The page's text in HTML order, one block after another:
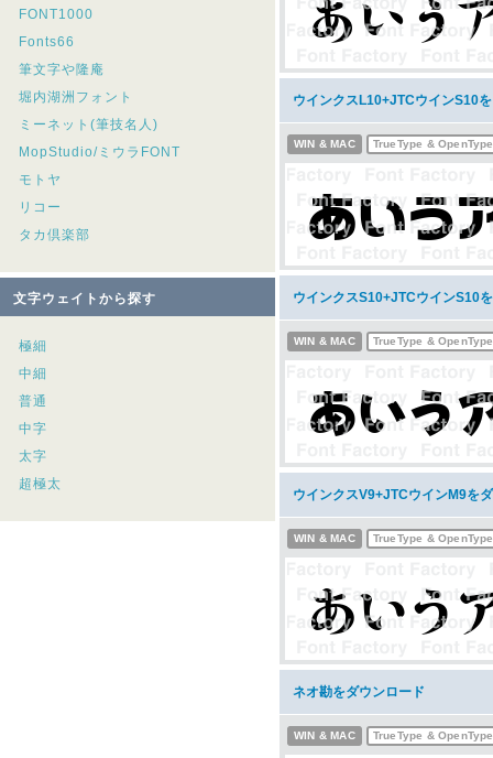
FONT1000
Fonts66
筆文字や隆庵
堀内湖洲フォント
ミーネット(筆技名人)
MopStudio/ミウラFONT
モトヤ
リコー
タカ倶楽部
文字ウェイトから探す
極細
中細
普通
中字
太字
超極太
ウインクスL10+JTCウインS10
WIN & MAC TrueType & OpenType
ウインクスS10+JTCウインS10
WIN & MAC TrueType & OpenType
ウインクスV9+JTCウインM9を
WIN & MAC TrueType & OpenType
ネオ勘をダウンロード
WIN & MAC TrueType & OpenType